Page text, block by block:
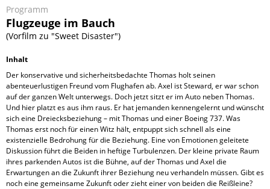
Programm
Flugzeuge im Bauch
(Vorfilm zu "Sweet Disaster")
Inhalt
Der konservative und sicherheitsbedachte Thomas holt seinen
abenteuerlustigen Freund vom Flughafen ab. Axel ist Steward, er war schon
auf der ganzen Welt unterwegs. Doch jetzt sitzt er im Auto neben Thomas.
Und hier platzt es aus ihm raus. Er hat jemanden kennengelernt und wünscht
sich eine Dreiecksbeziehung – mit Thomas und einer Boeing 737. Was
Thomas erst noch für einen Witz hält, entpuppt sich schnell als eine
existenzielle Bedrohung für die Beziehung. Eine von Emotionen geleitete
Diskussion führt die Beiden in heftige Turbulenzen. Der kleine private Raum
ihres parkenden Autos ist die Bühne, auf der Thomas und Axel die
Erwartungen an die Zukunft ihrer Beziehung neu verhandeln müssen. Gibt es
noch eine gemeinsame Zukunft oder zieht einer von beiden die Reißleine?